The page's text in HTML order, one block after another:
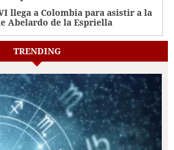
llega a Colombia para asistir a la
Abelardo de la Espriella
TRENDING